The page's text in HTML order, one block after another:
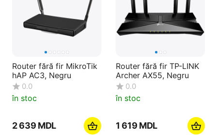
Router fără fir MikroTik
hAP AC3, Negru
0.0
în stoc
2 639 MDL
Router fără fir TP-LINK
Archer AX55, Negru
0.0
în stoc
1 619 MDL